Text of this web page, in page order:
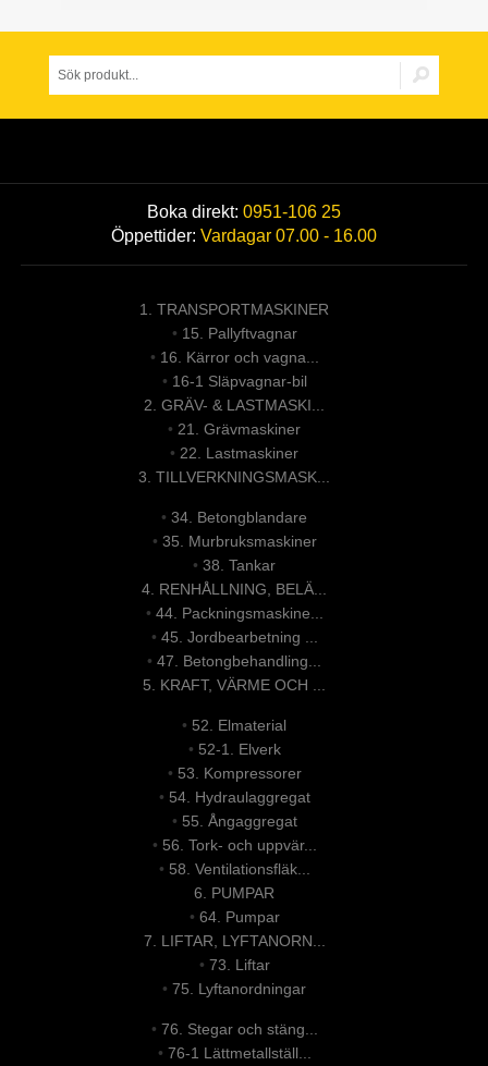
Boka direkt: 0951-106 25
Öppettider: Vardagar 07.00 - 16.00
1. TRANSPORTMASKINER
• 15. Pallyftvagnar
• 16. Kärror och vagna...
• 16-1 Släpvagnar-bil
2. GRÄV- & LASTMASKI...
• 21. Grävmaskiner
• 22. Lastmaskiner
3. TILLVERKNINGSMASK...
•34. Betongblandare
• 35. Murbruksmaskiner
•38. Tankar
4. RENHÅLLNING, BELÄ...
• 44. Packningsmaskine...
• 45. Jordbearbetning ...
•47. Betongbehandling...
5. KRAFT, VÄRME OCH ...
• 52. Elmaterial
• 52-1. Elverk
• 53. Kompressorer
• 54. Hydraulaggregat
• 55. Ångaggregat
• 56. Tork- och uppvär...
• 58. Ventilationsfläk...
6. PUMPAR
• 64. Pumpar
7. LIFTAR, LYFTANORN...
• 73. Liftar
•75. Lyftanordningar
• 76. Stegar och stäng...
• 76-1 Lättmetallställ...